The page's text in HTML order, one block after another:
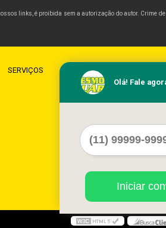
links, é proibida sem a autorização do autor. Crime
SERVIÇOS CONTATO
Olá! Fale
Iniciar